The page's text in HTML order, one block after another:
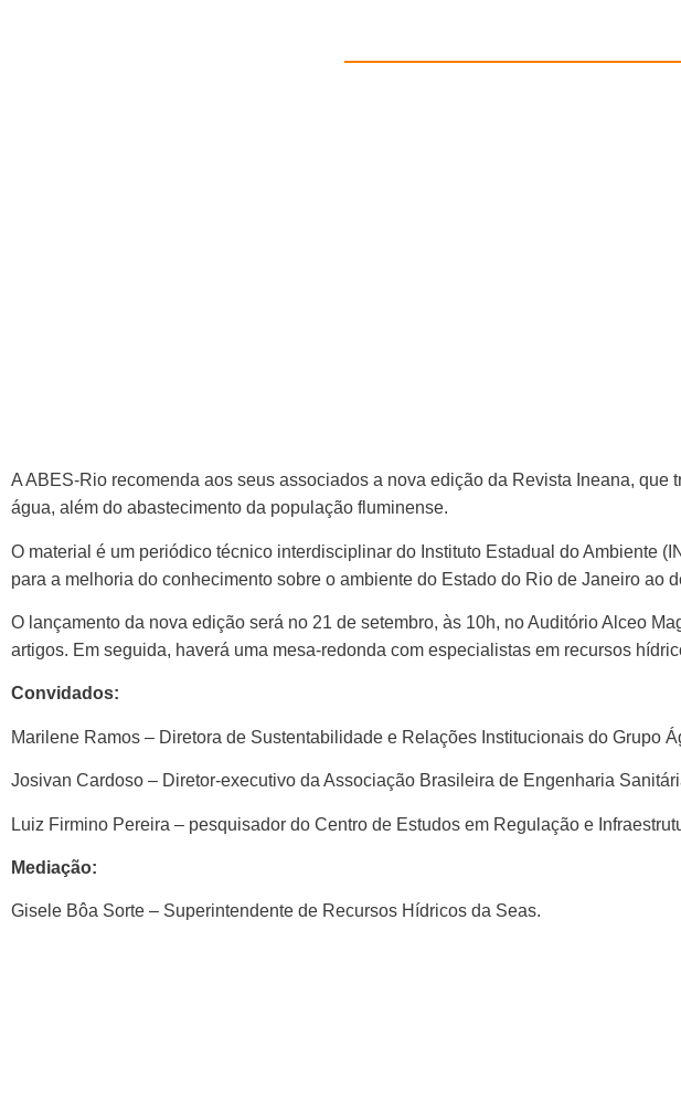
A ABES-Rio recomenda aos seus associados a nova edição da Revista Ineana,
água, além do abastecimento da população fluminense.
O material é um periódico técnico interdisciplinar do Instituto Estadual do Ambiente
para a melhoria do conhecimento sobre o ambiente do Estado do Rio de Janeiro ao
O lançamento da nova edição será no 21 de setembro, às 10h, no Auditório Alceo
artigos. Em seguida, haverá uma mesa-redonda com especialistas em recursos
Convidados:
Marilene Ramos – Diretora de Sustentabilidade e Relações Institucionais do Grupo
Josivan Cardoso – Diretor-executivo da Associação Brasileira de Engenharia
Luiz Firmino Pereira – pesquisador do Centro de Estudos em Regulação e
Mediação:
Gisele Bôa Sorte – Superintendente de Recursos Hídricos da Seas.